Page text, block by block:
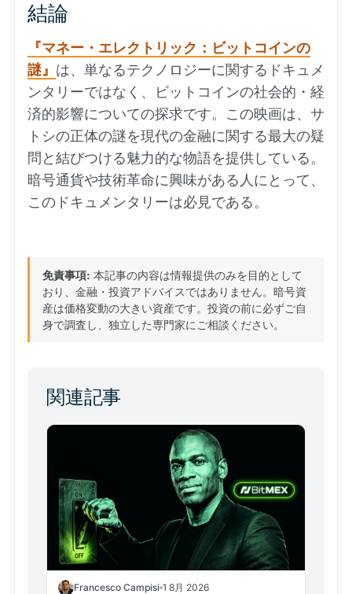
結論
『マネー・エレクトリック：ビットコインの
謎』 は、単なるテクノロジーに関するドキュメ
ンタリーではなく、ビットコインの社会的・経
済的影響についての探求です。この映画は、サ
トシの正体の謎を現代の金融に関する最大の疑
問と結びつける魅力的な物語を提供している。
暗号通貨や技術革命に興味がある人にとって、
このドキュメンタリーは必見である。
免責事項: 本記事の内容は情報提供のみを目的として
おり、金融・投資アドバイスではありません。暗号資
産は価格変動の大きい資産です。投資の前に必ずご自
身で調査し、独立した専門家にご相談ください。
関連記事
Francesco Campisi 1 8月 2026